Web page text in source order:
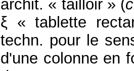
archit. « tailloir » (
ξ « tablette
techn. pour le
d'une colonne en